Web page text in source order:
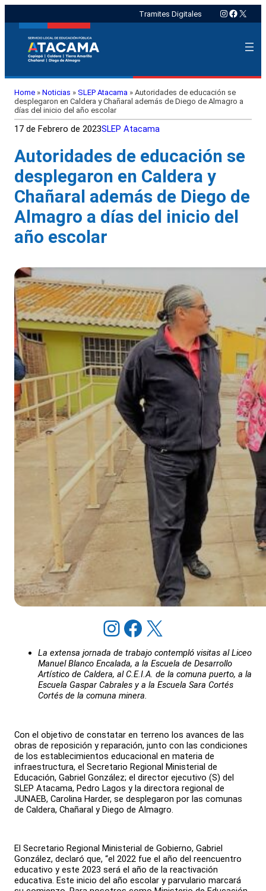
Tramites Digitales Instagram
X
Home » Noticias » SLEP Atacama » Autoridades de educación se
desplegaron en Caldera y Chañaral además de Diego de Almagro a
días del inicio del año escolar
17 de Febrero de 2023SLEP Atacama
Autoridades de educación se
desplegaron en Caldera y
Chañaral además de Diego de
Almagro a días del inicio del
año escolar
Instagram Facebook X
La extensa jornada de trabajo contempló visitas al Liceo
Manuel Blanco Encalada, a la Escuela de Desarrollo
Artístico de Caldera, al C.E.I.A. de la comuna puerto, a la
Escuela Gaspar Cabrales y a la Escuela Sara Cortés
Cortés de la comuna minera.
Con el objetivo de constatar en terreno los avances de las
obras de reposición y reparación, junto con las condiciones
de los establecimientos educacional en materia de
infraestructura, el Secretario Regional Ministerial de
Educación, Gabriel González; el director ejecutivo (S) del
SLEP Atacama, Pedro Lagos y la directora regional de
JUNAEB, Carolina Harder, se desplegaron por las comunas
de Caldera, Chañaral y Diego de Almagro.
El Secretario Regional Ministerial de Gobierno, Gabriel
González, declaró que, “el 2022 fue el año del reencuentro
educativo y este 2023 será el año de la reactivación
educativa. Este inicio del año escolar y parvulario marcará